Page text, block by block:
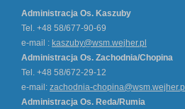
Administracja Os. Kaszuby
Tel. +48 58/677-90-69
e-mail : kaszuby@wsm.wejher.pl
Administracja Os. Zachodnia/Chopina
Tel. +48 58/672-29-12
e-mail: zachodnia-chopina@wsm.wejher.pl
Administracja Os. Reda/Rumia